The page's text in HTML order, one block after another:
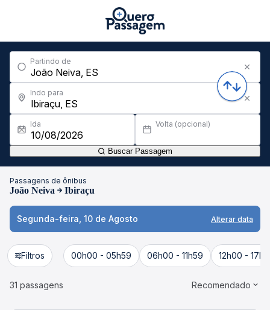
Partindo de
Indo para
Ida Volta (opcional)
Buscar Passagem
Passagens de ônibus
João Neiva Ibiraçu
Segunda-feira, 10 de Agosto Alterar data
Filtros 00h00 - 05h59 06h00 - 11h59 12h00 -
31 passagens Recomendado